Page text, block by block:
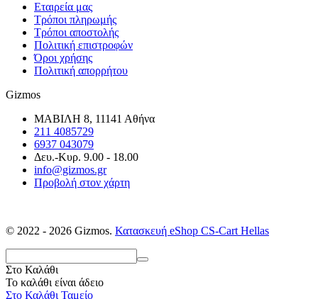
Εταιρεία μας
Τρόποι πληρωμής
Τρόποι αποστολής
Πολιτική επιστροφών
Όροι χρήσης
Πολιτική απορρήτου
Gizmos
ΜΑΒΙΛΗ 8, 11141 Αθήνα
211 4085729
6937 043079
Δευ.-Κυρ. 9.00 - 18.00
info@gizmos.gr
Προβολή στον χάρτη
© 2022 - 2026 Gizmos. Κατασκευή eShop CS-Cart Hellas
Στο Καλάθι
Το καλάθι είναι άδειο
Στο Καλάθι Ταμείο